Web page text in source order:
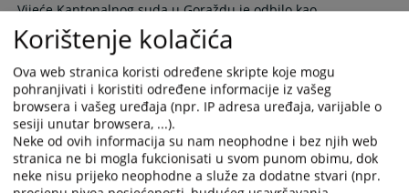
Vijeće Kantonalnog suda u Goraždu je odbilo kao
nesonovanu žalbu branioca optuženog i potvrdilo
pravostepenu presudu kojom je Meho Pljevljak iz Goražda
osuđen na kaznu zatvora u trajanju od 2 godine i 6 mjeseci
zbog krivičnog djela Neovlaštene proizvodnja i stavljanje u
promet opojnih droga iz člana 238.stav 1 KZ F BiH.
12.01.2026.
Potpisan protokol o saradnji između
Korištenje kolačića
Ova web stranica koristi određene skripte koje mogu
pohranjivati i koristiti određene informacije iz vašeg
browsera i vašeg uređaja (npr. IP adresa uređaja, varijable o
sesiji unutar browsera, ...).
Neke od ovih informacija su nam neophodne i bez njih web
stranica ne bi mogla fukcionisati u svom punom obimu, dok
neke nisu prijeko neophodne a služe za dodatne stvari (npr.